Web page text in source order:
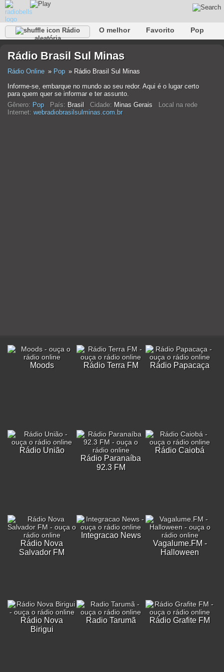
Rádio
aleatória
O melhor Favorito
Pop
Rap
Falk Jazz Bebê
Rádio Brasil Sul Minas
Rádio Online Pop
Rádio Brasil Sul Minas
Informe-se, embarque no mundo ao seu redor. Aqui é o lugar certo
para quem quer se informar e ter assunto.
Gênero: Pop País: Brasil Cidade: Minas Gerais
Local na rede
Internet: webradiobrasilsulminas.com.br
Moods Rádio Terra FM Rádio Papacaça
Rádio União
Rádio Paranaíba
92.3 FM
Rádio Caiobá
Rádio Nova
Salvador FM
Integracao News
Vagalume.FM -
Halloween
Rádio Nova
Birigui
Radio Tarumã Rádio Grafite FM